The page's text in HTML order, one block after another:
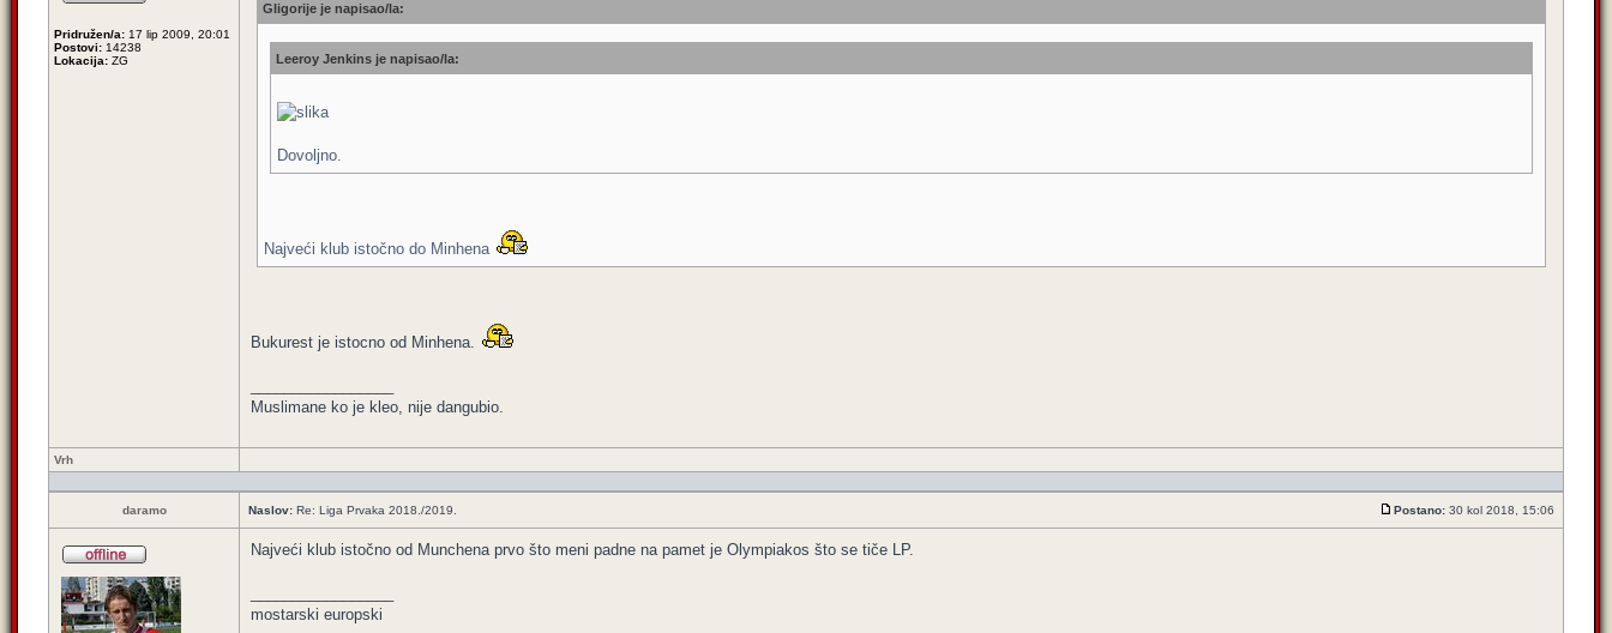
Pridružen/a: 17 lip 2009, 20:01
Postovi: 14238
Lokacija: ZG
Gligorije je napisao/la:
Leeroy Jenkins je napisao/la:
Dovoljno.
Najveći klub istočno do Minhena
Bukurest je istocno od Minhena.
Muslimane ko je kleo, nije dangubio.
Vrh
daramo Naslov: Re: Liga Prvaka 2018./2019. Postano: 30 kol 2018, 15:06
Najveći klub istočno od Munchena prvo što meni padne na pamet je Olympiakos što se tiče LP.
mostarski europski